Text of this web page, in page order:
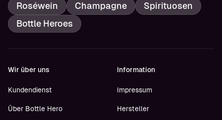
Roséwein
Champagne
Spirituosen
Bottle Heroes
Wir über uns
Kundendienst
Über Bottle Hero
Information
Impressum
Hersteller